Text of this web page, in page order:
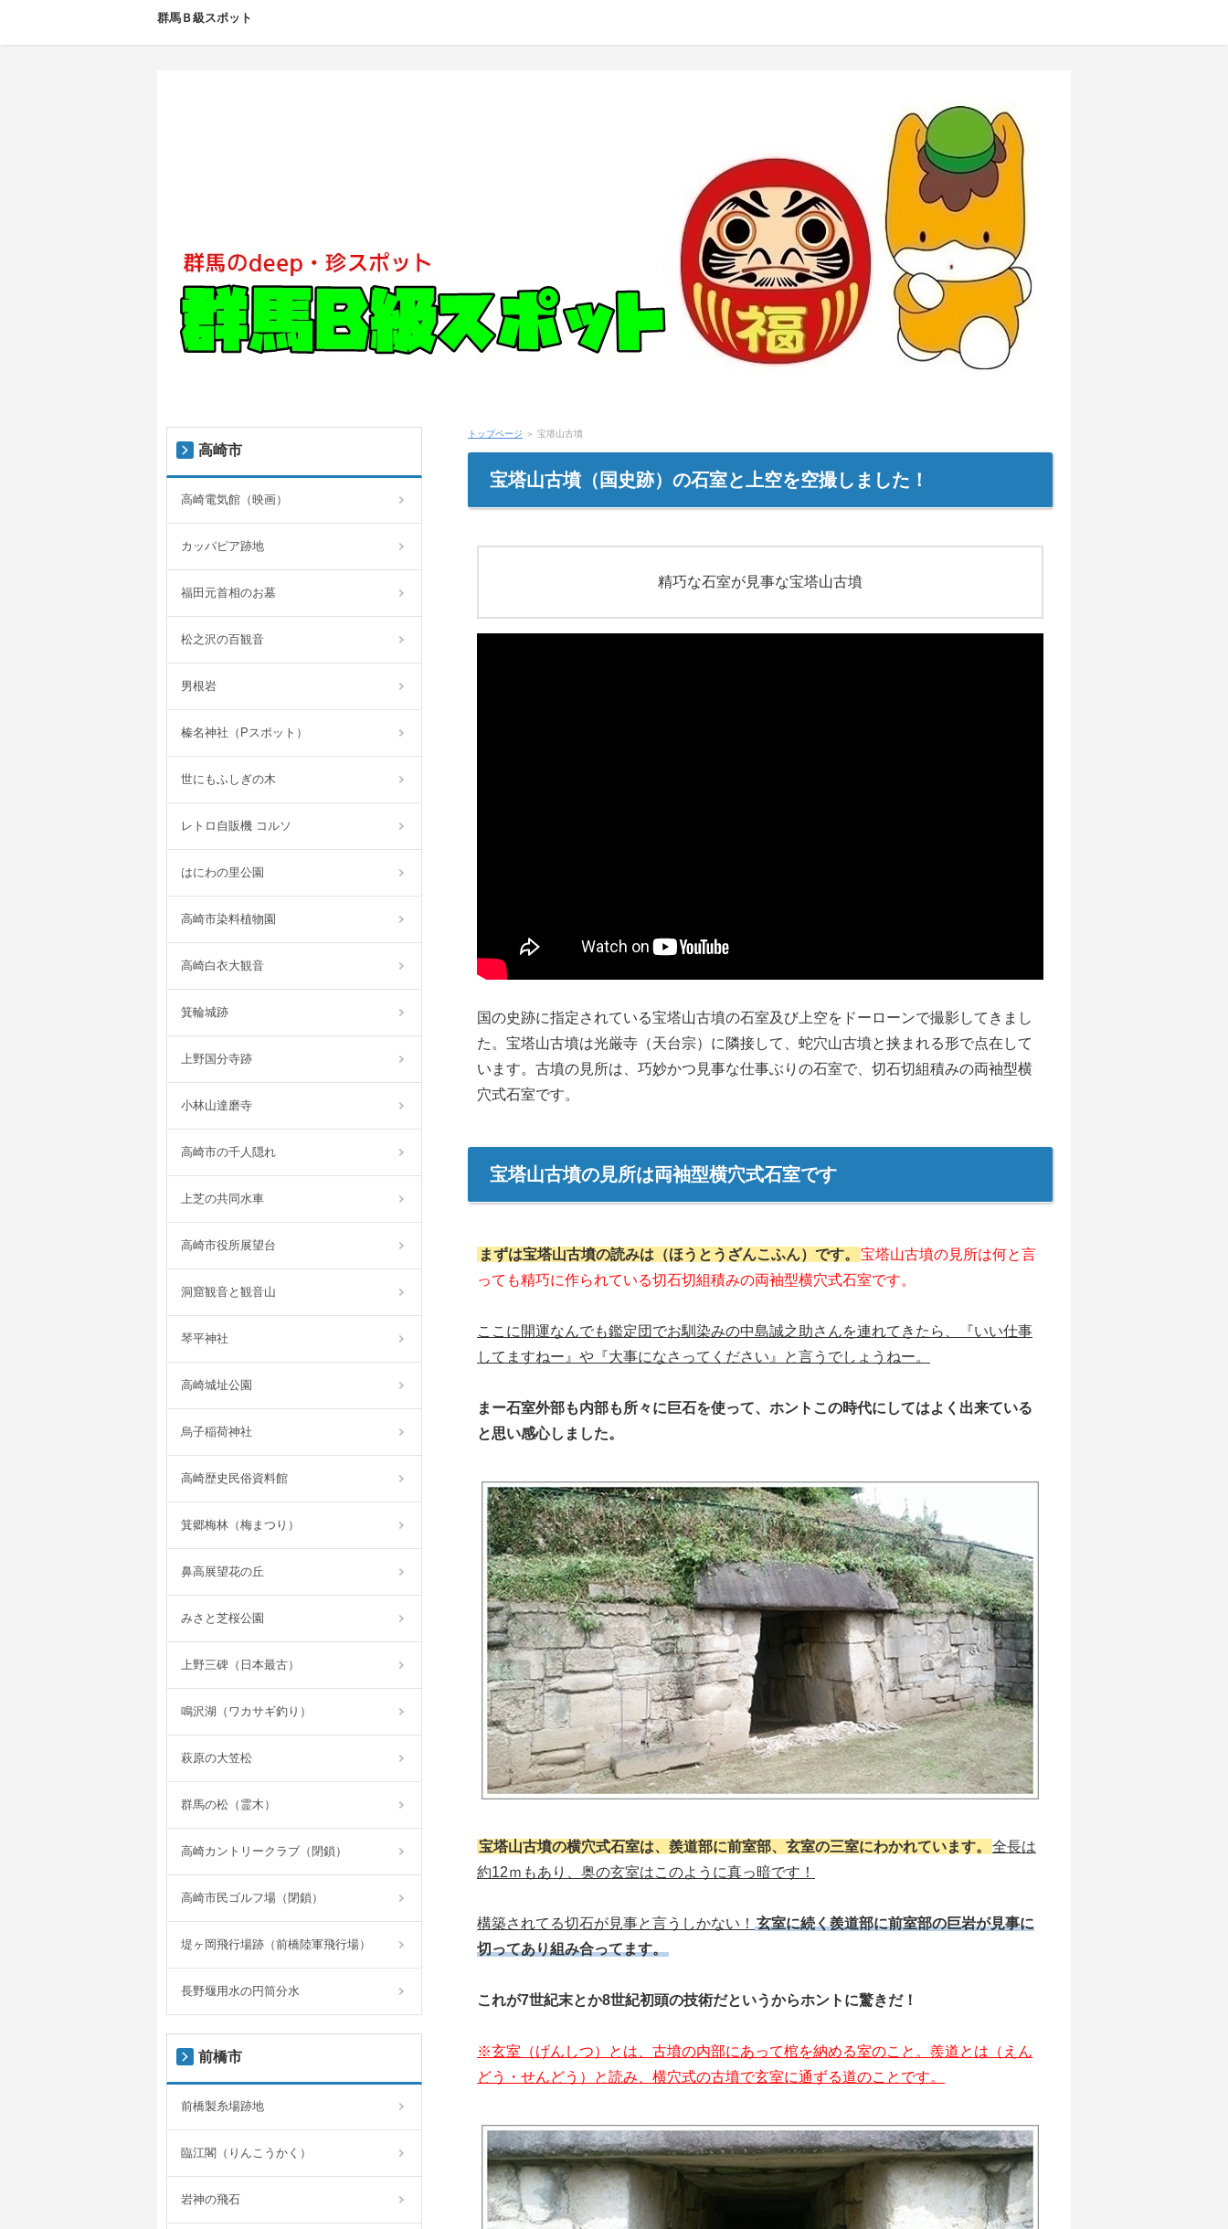
群馬Ｂ級スポット
トップページ ＞ 宝塔山古墳
宝塔山古墳（国史跡）の石室と上空を空撮しました！
精巧な石室が見事な宝塔山古墳
国の史跡に指定されている宝塔山古墳の石室及び上空をドーローンで撮影してきまし
た。宝塔山古墳は光厳寺（天台宗）に隣接して、蛇穴山古墳と挟まれる形で点在して
います。古墳の見所は、巧妙かつ見事な仕事ぶりの石室で、切石切組積みの両袖型横
穴式石室です。
宝塔山古墳の見所は両袖型横穴式石室です
まずは宝塔山古墳の読みは（ほうとうざんこふん）です。
宝塔山古墳の見所は何と言
っても精巧に作られている切石切組積みの両袖型横穴式石室です。
ここに開運なんでも鑑定団でお馴染みの中島誠之助さんを連れてきたら、『いい仕事
してますねー』や『大事になさってください』と言うでしょうねー。
まー石室外部も内部も所々に巨石を使って、ホントこの時代にしてはよく出来ている
と思い感心しました。
宝塔山古墳の横穴式石室は、羨道部に前室部、玄室の三室にわかれています。
全長は
約12ｍもあり、奥の玄室はこのように真っ暗です！
構築されてる切石が見事と言うしかない！ 玄室に続く羨道部に前室部の巨岩が見事に
切ってあり組み合ってます。
これが7世紀末とか8世紀初頭の技術だというからホントに驚きだ！
※玄室（げんしつ）とは、古墳の内部にあって棺を納める室のこと。羨道とは（えん
どう・せんどう）と読み、横穴式の古墳で玄室に通ずる道のことです。
高崎市
高崎電気館（映画）
カッパピア跡地
福田元首相のお墓
松之沢の百観音
男根岩
榛名神社（Pスポット）
世にもふしぎの木
レトロ自販機 コルソ
はにわの里公園
高崎市染料植物園
高崎白衣大観音
箕輪城跡
上野国分寺跡
小林山達磨寺
高崎市の千人隠れ
上芝の共同水車
高崎市役所展望台
洞窟観音と観音山
琴平神社
高崎城址公園
烏子稲荷神社
高崎歴史民俗資料館
箕郷梅林（梅まつり）
鼻高展望花の丘
みさと芝桜公園
上野三碑（日本最古）
鳴沢湖（ワカサギ釣り）
萩原の大笠松
群馬の松（霊木）
高崎カントリークラブ（閉鎖）
高崎市民ゴルフ場（閉鎖）
堤ヶ岡飛行場跡（前橋陸軍飛行場）
長野堰用水の円筒分水
前橋市
前橋製糸場跡地
臨江閣（りんこうかく）
岩神の飛石